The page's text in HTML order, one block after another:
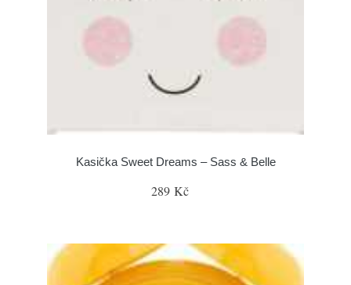
Kasička Sweet Dreams – Sass & Belle
289 Kč